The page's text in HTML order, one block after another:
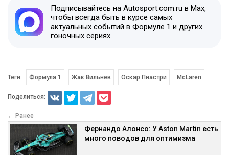
Подписывайтесь на Autosport.com.ru в Max,
чтобы всегда быть в курсе самых
актуальных событий в Формуле 1 и других
гоночных сериях
Теги: Формула 1 Жак Вильнёв Оскар Пиастри McLaren
Поделиться:
← Ранее
Фернандо Алонсо: У Aston Martin есть
много поводов для оптимизма